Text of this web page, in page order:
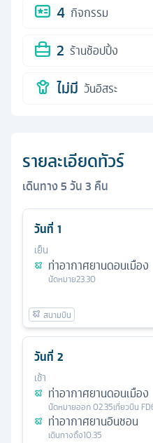
4 กิจกรรม
2 ร้านช้อปปิ้ง
ไม่มี วันอิสระ
รายละเอียดทัวร์
เดินทาง5วัน3 คืน
วันที่ 1
เย็น
ท่าอากาศยานดอนเมือง
นัดหมาย23.30
วันที่ 2
เช้า
ท่าอากาศยานดอนเมือง
นัดหมายออก02.35เที่ยวบิน
ท่าอากาศยานอินชอน
เดินทางถึง10.35